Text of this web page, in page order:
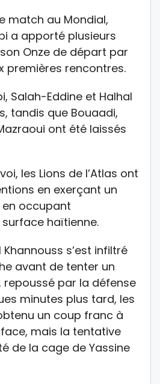
match au Mondial,
a apporté plusieurs
Onze de départ par
premières rencontres.
Salah-Eddine et Halhal
tandis que Bouaadi,
ont été laissés
les Lions de l’Atlas ont
en exerçant un
occupant
haïtienne.
Khannouss s’est infiltré
avant de tenter un
par la défense
minutes plus tard, les
un coup franc à
mais la tentative
de la cage de Yassine